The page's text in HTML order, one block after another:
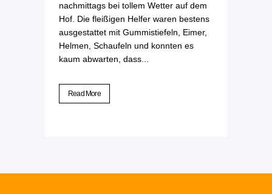
nachmittags bei tollem Wetter auf dem
Hof. Die fleißigen Helfer waren bestens
ausgestattet mit Gummistiefeln, Eimer,
Helmen, Schaufeln und konnten es
kaum abwarten, dass...
Read More